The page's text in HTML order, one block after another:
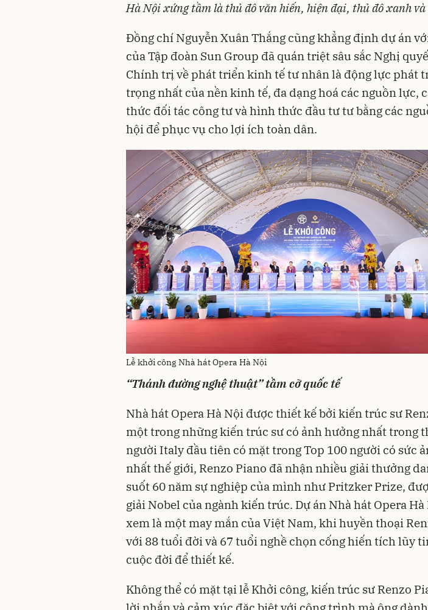
Hà Nội xứng tầm là thủ đô văn hiến, hiện đại, thủ đô xanh và
Đồng chí Nguyễn Xuân Thắng cũng khẳng định dự án
của Tập đoàn Sun Group đã quán triệt sâu sắc Nghị
Chính trị về phát triển kinh tế tư nhân là động lực phát
trọng nhất của nền kinh tế, đa dạng hoá các nguồn lực,
thức đối tác công tư và hình thức đầu tư tư bằng các
hội để phục vụ cho lợi ích toàn dân.
Lễ khởi công Nhà hát Opera Hà Nội
“Thánh đường nghệ thuật” tầm cỡ quốc tế
Nhà hát Opera Hà Nội được thiết kế bởi kiến trúc sư
một trong những kiến trúc sư có ảnh hưởng nhất trong
người Italy đầu tiên có mặt trong Top 100 người có sức
nhất thế giới, Renzo Piano đã nhận nhiều giải thưởng
suốt 60 năm sự nghiệp của mình như Pritzker Prize,
giải Nobel của ngành kiến trúc. Dự án Nhà hát Opera
xem là một may mắn của Việt Nam, khi huyền thoại
với 88 tuổi đời và 67 tuổi nghề chọn cống hiến tích lũy
cuộc đời để thiết kế.
Không thể có mặt tại lễ Khởi công, kiến trúc sư Renzo